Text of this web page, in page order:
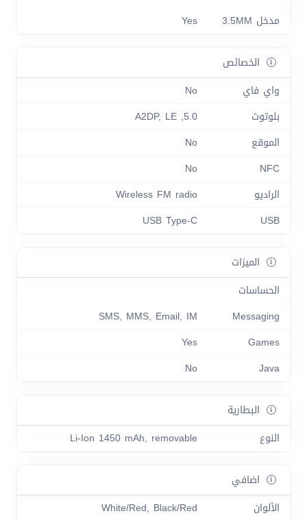
مدخل 3.5MM
Yes
الخصائص
واي فاي
No
بلوتوث
5.0, A2DP, LE
الموقع
No
NFC
No
الراديو
Wireless FM radio
USB
USB Type-C
الميزات
الحساسات
Messaging
SMS, MMS, Email, IM
Games
Yes
Java
No
البطارية
النوع
Li-Ion 1450 mAh, removable
اضافي
الألوان
White/Red, Black/Red